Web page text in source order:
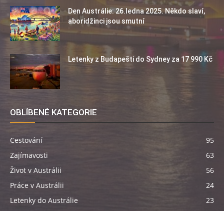
Den Austrálie: 26.ledna 2025. Někdo slaví,
aboridžinci jsou smutní
Letenky z Budapešti do Sydney za 17 990 Kč
OBLÍBENÉ KATEGORIE
Cestování
95
Zajímavosti
63
Život v Austrálii
56
Práce v Austrálii
24
Letenky do Austrálie
23